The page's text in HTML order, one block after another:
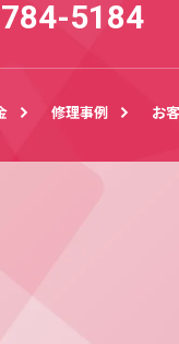
5184
修理事例 お